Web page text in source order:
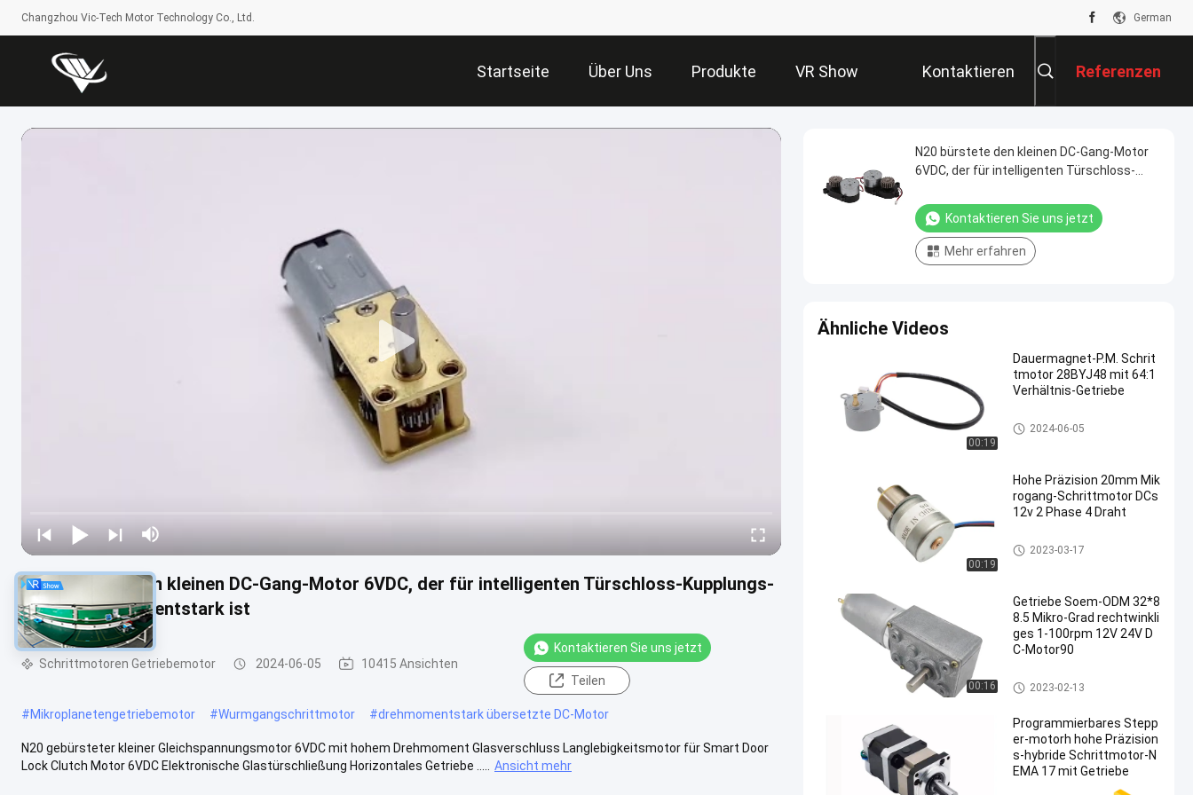
Changzhou Vic-Tech Motor Technology Co., Ltd. German
Startseite Über Uns Produkte VR Show Kontaktieren
Sie Uns
Referenzen
N20 bürstete den kleinen DC-Gang-Motor 6VDC, der für intelligenten Türschloss-Kupplungs-
Motor drehmomentstark ist
Schrittmotoren Getriebemotor 2024-06-05 10415 Ansichten
Kontaktieren Sie uns jetzt
Teilen
#Mikroplanetengetriebemotor #Wurmgangschrittmotor #drehmomentstark übersetzte DC-Motor
N20 gebürsteter kleiner Gleichspannungsmotor 6VDC mit hohem Drehmoment Glasverschluss Langlebigkeitsmotor für Smart Door
Lock Clutch Motor 6VDC Elektronische Glastürschließung Horizontales Getriebe .....
Ansicht mehr
N20 bürstete den kleinen DC-Gang-Motor
6VDC, der für intelligenten Türschloss-
Kontaktieren Sie uns jetzt
Mehr erfahren
Ähnliche Videos
00:19
Dauermagnet-P.M. Schrit
tmotor 28BYJ48 mit 64:1
Verhältnis-Getriebe
Dauermagnetschrittmotor
2024-06-05
00:19
Hohe Präzision 20mm Mik
rogang-Schrittmotor DCs
12v 2 Phase 4 Draht
Schrittmotoren Getriebemotor
2023-03-17
00:16
Getriebe Soem-ODM 32*8
8.5 Mikro-Grad rechtwinkli
ges 1-100rpm 12V 24V D
C-Motor90
kleine DC-Getriebemotor
2023-02-13
Programmierbares Stepp
er-motorh hohe Präzision
s-hybride Schrittmotor-N
EMA 17 mit Getriebe